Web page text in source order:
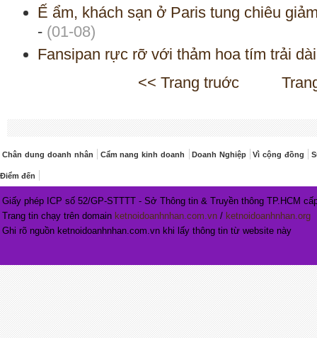
Ế ẩm, khách sạn ở Paris tung chiêu
- (01-08)
Fansipan rực rỡ với thảm hoa tím trải
<< Trang truớc
Chân dung doanh nhân Cẩm nang kinh doanh Doanh Nghiệp Vì cộng đồng
Điểm đến
Giấy phép ICP số 52/GP-STTTT - Sở Thông tin & Truyền thông TP.HCM
Trang tin chạy trên domain ketnoidoanhnhan.com.vn / ketnoidoanhnhan.org
Ghi rõ nguồn ketnoidoanhnhan.com.vn khi lấy thông tin từ website này